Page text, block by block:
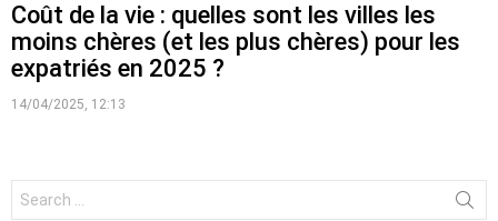
Coût de la vie : quelles sont les villes les
moins chères (et les plus chères) pour les
expatriés en 2025 ?
14/04/2025, 12:13
for: